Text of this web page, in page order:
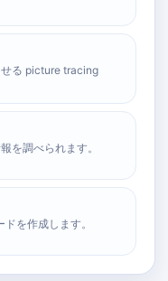
る picture tracing
を調べられます。
を作成します。